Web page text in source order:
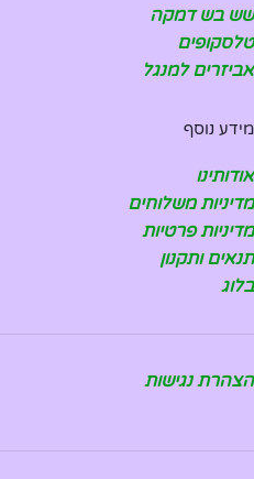
שש בש דמקה
טלסקופים
אביזרים למנגל
מידע נוסף
אודותינו
מדיניות משלוחים
מדיניות פרטיות
תנאים ותקנון
בלוג
הצהרת נגישות